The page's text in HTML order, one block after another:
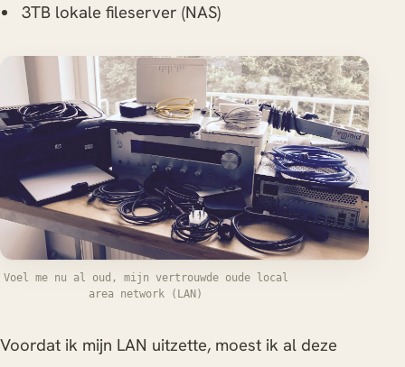
3TB lokale fileserver (NAS)
Voel me nu al oud, mijn vertrouwde oude local
area network (LAN)
Voordat ik mijn LAN uitzette, moest ik al deze